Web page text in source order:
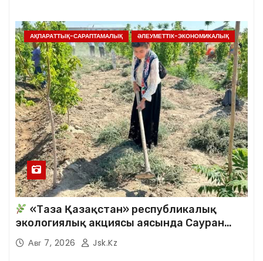
АҚПАРАТТЫҚ-САРАПТАМАЛЫҚ ӘЛЕУМЕТТІК-ЭКОНОМИКАЛЫҚ
«Таза Қазақстан» республикалық
экологиялық акциясы аясында Сауран
аудандық кітапханасының қызметкерлері
кезекті сенбілік жұмыстарына белсене
Авг 7, 2026 Jsk.kz